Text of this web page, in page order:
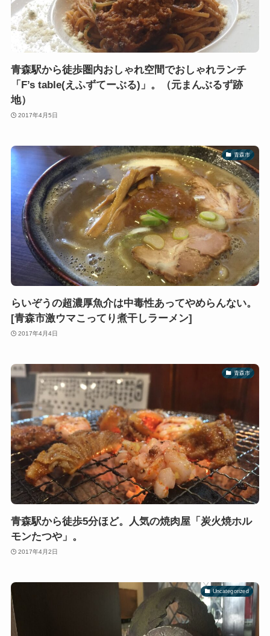
青森駅から徒歩圏内おしゃれ空間でおしゃれランチ
「F’s table(えふずてーぶる)」。（元まんぶるず跡
地）
2017年4月5日
青森市
らいぞうの超濃厚魚介は中毒性あってやめらんない。
[青森市激ウマこってり煮干しラーメン]
2017年4月4日
青森市
青森駅から徒歩5分ほど。人気の焼肉屋「炭火焼ホル
モンたつや」。
2017年4月2日
Uncategorized